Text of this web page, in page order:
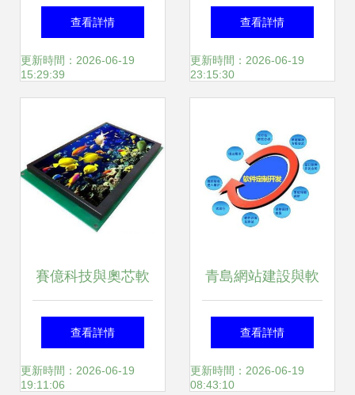
務的商業融合 驅動
用戶體驗創新的新
查看詳情
更新時間：2026-06-19
15:29:39
計服務的未來 替代
還是共生？
查看詳情
更新時間：2026-06-19
23:15:30
賽億科技與奧芯軟
件 賦能物聯網應
用，引領電子控制
查看詳情
更新時間：2026-06-19
19:11:06
青島網站建設與軟
件開發服務解析 價
格、趨勢與應用公
查看詳情
更新時間：2026-06-19
08:43:10